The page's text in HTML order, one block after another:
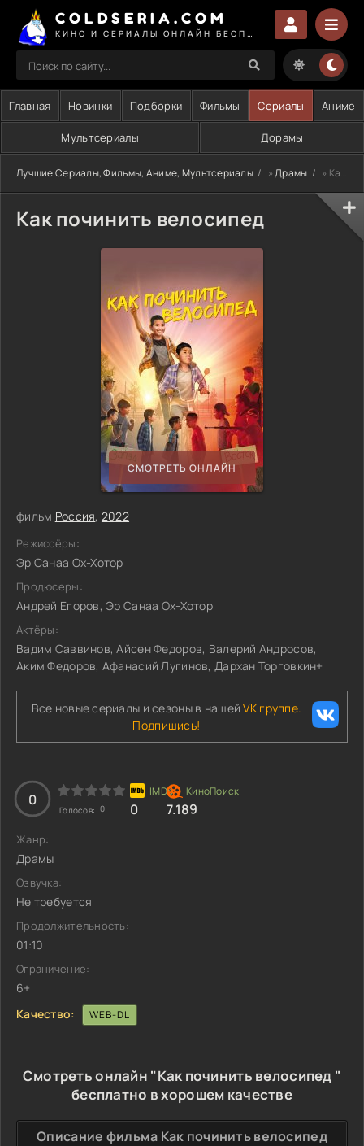
COLDSERIA.COM
Главная Новинки Подборки Фильмы Сериалы Аниме
Мультсериалы Дорамы
Лучшие Сериалы, Фильмы, Аниме, Мультсериалы »Драмы » Как починить велосипед
Как починить велосипед
СМОТРЕТЬ ОНЛАЙН
фильм Россия, 2022
Режиссёры:
Эр Санаа Ох-Хотор
Продюсеры:
Андрей Егоров, Эр Санаа Ох-Хотор
Актёры:
Вадим Саввинов, Айсен Федоров, Валерий Андросов,
Аким Федоров, Афанасий Лугинов, Дархан Торговкин+
Все новые сериалы и сезоны в нашейVK группе.
Подпишись!
0
Голосов: 0 0 7.189
Жанр:
Драмы
Озвучка:
Не требуется
Продолжительность:
01:10
Ограничение:
6+
Качество:
WEB-DL
Смотреть онлайн "Как починить велосипед "
бесплатно в хорошем качестве
Описание фильма Как починить велосипед